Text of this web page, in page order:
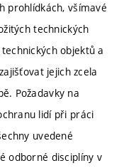
prohlídkách, všímavé
technických
objektů a
jejich zcela
Požadavky na
lidí při práci
uvedené
odborné disciplíny v